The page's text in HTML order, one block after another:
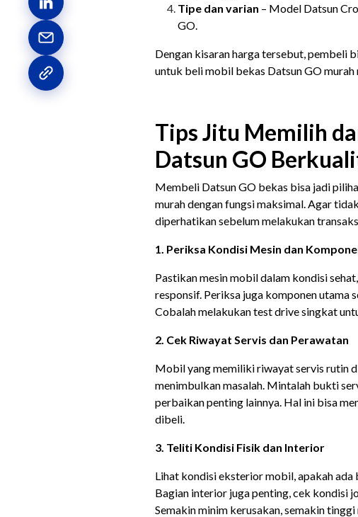
Tipe dan varian – Model Datsun
GO.
Dengan kisaran harga tersebut, pembeli
untuk beli mobil bekas Datsun GO
Tips Jitu Memilih
Datsun GO
Membeli Datsun GO bekas bisa jadi
murah dengan fungsi maksimal. Agar
diperhatikan sebelum melakukan
1. Periksa Kondisi Mesin dan
Pastikan mesin mobil dalam kondisi
responsif. Periksa juga komponen utama
Cobalah melakukan test drive singkat
2. Cek Riwayat Servis dan Perawatan
Mobil yang memiliki riwayat servis rutin
menimbulkan masalah. Mintalah bukti
perbaikan penting lainnya. Hal ini bisa
dibeli.
3. Teliti Kondisi Fisik dan Interior
Lihat kondisi eksterior mobil, apakah
Bagian interior juga penting, cek kondisi
Semakin minim kerusakan, semakin